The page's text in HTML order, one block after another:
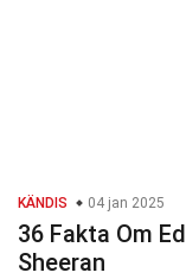
KÄNDIS 04 jan 2025
36 Fakta Om Ed
Sheeran